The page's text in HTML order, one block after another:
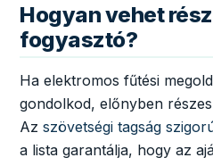
Hogyan vehet
fogyasztó?
Ha elektromos fűtési
gondolkod, előnyben
Az szövetségi tagság
a lista garantálja, hogy az